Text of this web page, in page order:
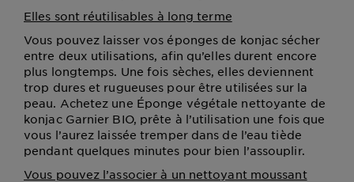
Elles sont réutilisables à long terme
Vous pouvez laisser vos éponges de konjac sécher
entre deux utilisations, afin qu’elles durent encore
plus longtemps. Une fois sèches, elles deviennent
trop dures et rugueuses pour être utilisées sur la
peau. Achetez une Éponge végétale nettoyante de
konjac Garnier BIO, prête à l’utilisation une fois que
vous l’aurez laissée tremper dans de l’eau tiède
pendant quelques minutes pour bien l’assouplir.
Vous pouvez l’associer à un nettoyant moussant